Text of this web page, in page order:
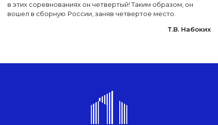
в этих соревнованиях он четвертый! Таким образом, он
вошел в сборную России, заняв четвертое место.
Т.В. Набоких